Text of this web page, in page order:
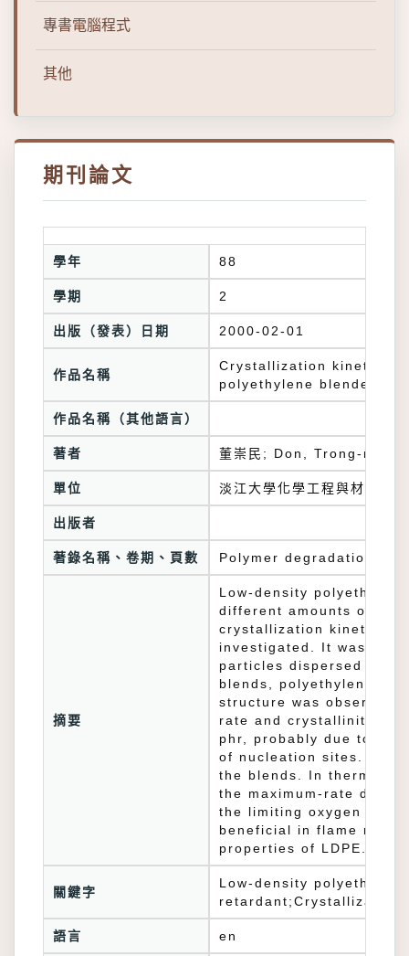
專書電腦程式
其他
期刊論文
學年 88
學期 2
出版（發表）日期 2000-02-01
作品名稱
Crystallization kinetics
polyethylene blended
作品名稱（其他語言）
著者 董崇民; Don, Trong-ming
單位 淡江大學化學工程與材料工
出版者
著錄名稱、卷期、頁數 Polymer degradation
摘要
Low-density
different amounts of
crystallization kinetics
investigated. It was
particles dispersed in
blends, polyethylene
structure was
rate and crystallinity
phr, probably due to the
of nucleation sites. The
the blends. In thermal
the maximum-rate
the limiting oxygen
beneficial in flame
properties of LDPE.
關鍵字
Low-density
retardant;Crystallization
語言 en